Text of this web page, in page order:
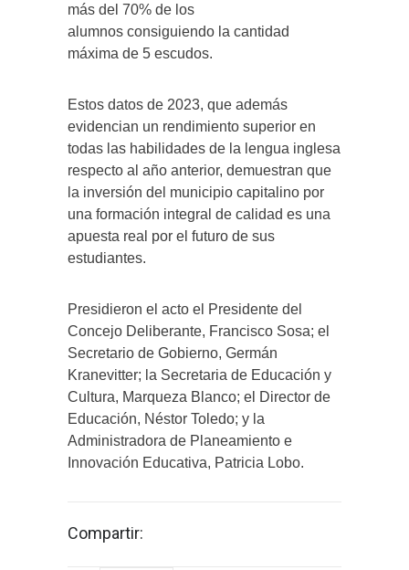
más del 70% de los
alumnos consiguiendo la cantidad
máxima de 5 escudos.
Estos datos de 2023, que además
evidencian un rendimiento superior en
todas las habilidades de la lengua inglesa
respecto al año anterior, demuestran que
la inversión del municipio capitalino por
una formación integral de calidad es una
apuesta real por el futuro de sus
estudiantes.
Presidieron el acto el Presidente del
Concejo Deliberante, Francisco Sosa; el
Secretario de Gobierno, Germán
Kranevitter; la Secretaria de Educación y
Cultura, Marqueza Blanco; el Director de
Educación, Néstor Toledo; y la
Administradora de Planeamiento e
Innovación Educativa, Patricia Lobo.
Compartir: